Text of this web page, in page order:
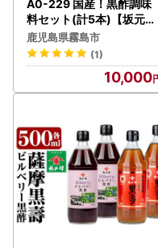
A0-229 国産！黒酢調味
料セット(計5本)【坂元の
くろず】霧島市 調味料 お
酢 詰め合わせ
鹿児島県霧島市
(1)
10,000